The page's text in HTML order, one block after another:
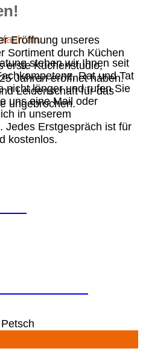
an.
stehen wir Ihnen seit
Rat und Tat
nicht länger und rufen Sie
uns eine Mail oder
in unserem
Jedes Erstgespräch ist für
kostenlos.
Eröffnung unseres
Sortiment durch Küchen
erste Küchenstudio,
Jahren eröffnet haben.
Leidenschaft für das
ungebrochen.